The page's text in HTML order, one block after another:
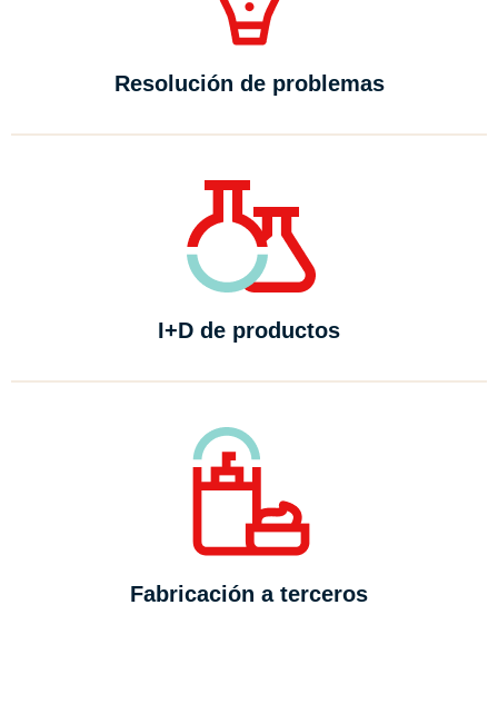
Resolución de problemas
I+D de productos
Fabricación a terceros